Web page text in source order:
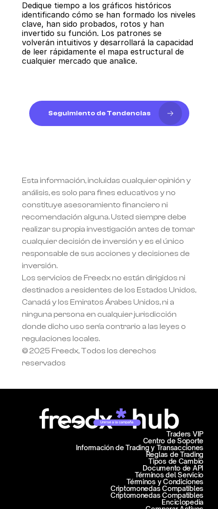
Dedique tiempo a los gráficos históricos
identificando cómo se han formado los niveles
clave, han sido probados, rotos y han
invertido su función. Los patrones se
volverán intuitivos y desarrollará la capacidad
de leer rápidamente el mapa estructural de
cualquier mercado que analice.
Seguimiento de Tendencias
Esta información, incluidas cualquier opinión y
análisis, es solo para fines educativos y no
constituye asesoramiento financiero ni
recomendación alguna. Usted siempre debe
realizar su propia investigación antes de tomar
cualquier decisión de inversión y es el único
responsable de sus acciones y decisiones de
inversión.
Los servicios de Freedx no están dirigidos ni
destinados a residentes de los Estados Unidos,
Canadá y los Emiratos Árabes Unidos, ni a
ninguna persona en cualquier jurisdicción
donde dicho uso sería contrario a las leyes o
regulaciones locales.
© 2025 Freedx, Todos los derechos
reservados
Unirse a la campaña
Centro de Soporte
Información de Trading y Transacciones
Traders VIP
Reglas de Trading
Tipos de Cambio
Documento de API
Términos del Servicio
Términos y Condiciones
Criptomonedas Compatibles
Criptomonedas Compatibles
Enciclopedia